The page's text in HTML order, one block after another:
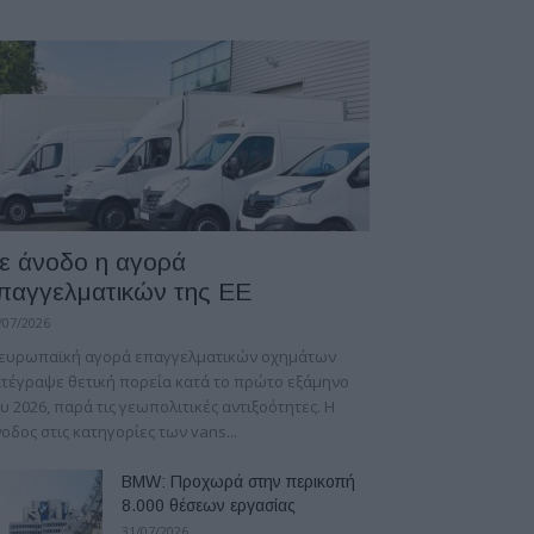
άνοδο η αγορά
της ΕΕ
2026
αγορά επαγγελματικών οχημάτων
θετική πορεία κατά το πρώτο εξάμηνο
2026, παρά τις γεωπολιτικές αντιξοότητες. Η
στις κατηγορίες των vans...
BMW: Προχωρά στην περικοπή
8.000 θέσεων εργασίας